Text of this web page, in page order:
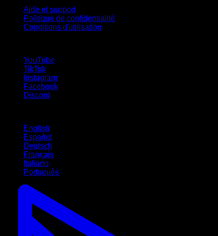
Aide et support
Politique de confidentialité
Conditions d'utilisation
YouTube
TikTok
Instagram
Facebook
Discord
English
Español
Deutsch
Français
Italiano
Português